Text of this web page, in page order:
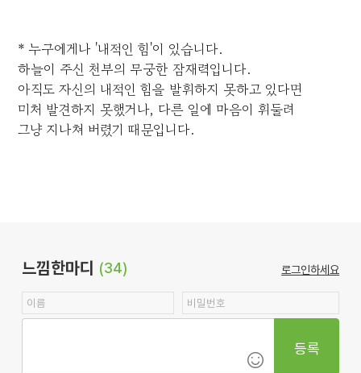
* 누구에게나 '내적인 힘'이 있습니다.
하늘이 주신 천부의 무궁한 잠재력입니다.
아직도 자신의 내적인 힘을 발휘하지 못하고 있다면
미처 발견하지 못했거나, 다른 일에 마음이 휘둘려
그냥 지나쳐 버렸기 때문입니다.
느낌한마디 (34) 로그인하세요
등록